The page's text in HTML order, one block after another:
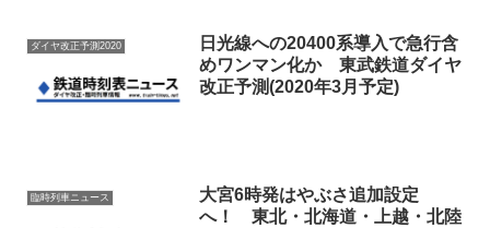
ダイヤ改正予測2020
日光線への20400系導入で急行含
めワンマン化か 東武鉄道ダイヤ
改正予測(2020年3月予定)
臨時列車ニュース
大宮6時発はやぶさ追加設定
へ！ 東北・北海道・上越・北陸